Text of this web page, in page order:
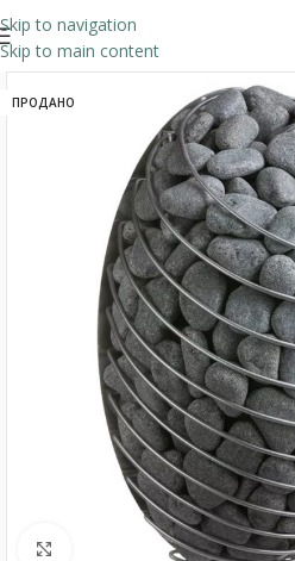
Skip to navigation
Skip to main content
ПРОДАНО
Нажмите, чтобы увеличить